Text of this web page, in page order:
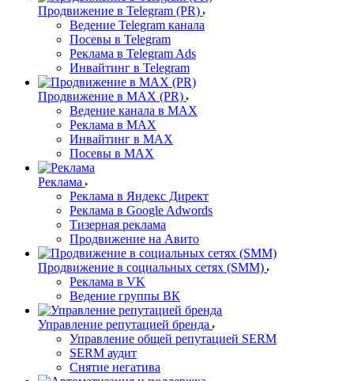
Продвижение в Telegram (PR)
Ведение Telegram канала
Посевы в Telegram
Реклама в Telegram Ads
Инвайтинг в Telegram
Продвижение в MAX (PR)
Ведение канала в MAX
Реклама в MAX
Инвайтинг в MAX
Посевы в MAX
Реклама
Реклама в Яндекс Директ
Реклама в Google Adwords
Тизерная реклама
Продвижение на Авито
Продвижение в социальных сетях (SMM)
Реклама в VK
Ведение группы ВК
Управление репутацией бренда
Управление общей репутацией SERM
SERM аудит
Снятие негатива